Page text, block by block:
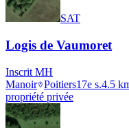
SAT
Logis de Vaumoret
Inscrit MH
Manoir Poitiers17e s.4.5
propriété privée